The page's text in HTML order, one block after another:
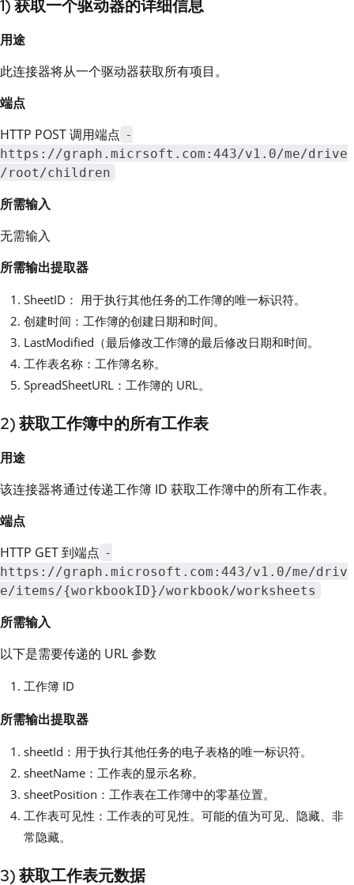
1) 获取一个驱动器的详细信息
用途
此连接器将从一个驱动器获取所有项目。
端点
HTTP POST 调用端点 -
https://graph.micrsoft.com:443/v1.0/me/drive
/root/children
所需输入
无需输入
所需输出提取器
SheetID： 用于执行其他任务的工作簿的唯一标识符。
创建时间：工作簿的创建日期和时间。
LastModified（最后修改工作簿的最后修改日期和时间。
工作表名称：工作簿名称。
SpreadSheetURL：工作簿的 URL。
2) 获取工作簿中的所有工作表
用途
该连接器将通过传递工作簿 ID 获取工作簿中的所有工作表。
端点
HTTP GET 到端点 -
https://graph.microsoft.com:443/v1.0/me/driv
e/items/{workbookID}/workbook/worksheets
所需输入
以下是需要传递的 URL 参数
工作簿 ID
所需输出提取器
sheetId：用于执行其他任务的电子表格的唯一标识符。
sheetName：工作表的显示名称。
sheetPosition：工作表在工作簿中的零基位置。
工作表可见性：工作表的可见性。可能的值为可见、隐藏、非
常隐藏。
3) 获取工作表元数据